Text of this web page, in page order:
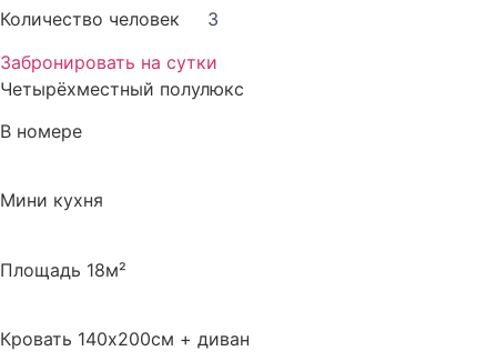
Количество человек 3
Забронировать на сутки
Четырёхместный полулюкс
В номере
Мини кухня
Площадь 18м²
Кровать 140х200см + диван